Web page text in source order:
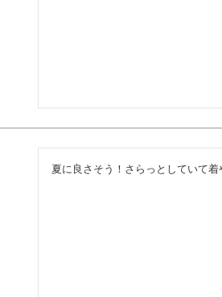
夏に良さそう！さらっとしていて着